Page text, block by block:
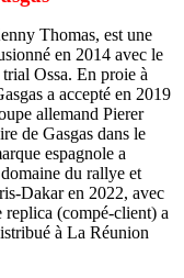
Thomas, est une
en 2014 avec le
Ossa. En proie à
a accepté en 2019
allemand Pierer
de Gasgas dans le
espagnole a
du rallye et
Dakar en 2022, avec
replica (compé-client) a
à La Réunion